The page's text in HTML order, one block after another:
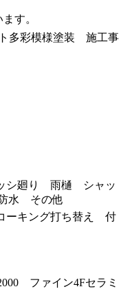
す。
シ廻り 雨樋 シャッ
水 その他
ーキング打ち替え 付
ファイン4Fセラミ